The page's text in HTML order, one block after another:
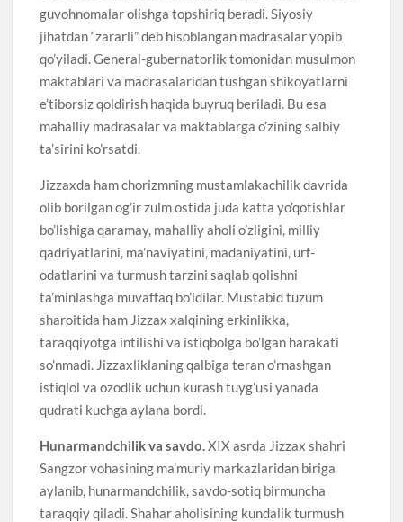
guvohnomalar olishga topshiriq beradi. Siyosiy
jihatdan “zararli” deb hisoblangan madrasalar yopib
qo’yiladi. General-gubernatorlik tomonidan musulmon
maktablari va madrasalaridan tushgan shikoyatlarni
e’tiborsiz qoldirish haqida buyruq beriladi. Bu esa
mahalliy madrasalar va maktablarga o’zining salbiy
ta’sirini ko’rsatdi.
Jizzaxda ham chorizmning mustamlakachilik davrida
olib borilgan og’ir zulm ostida juda katta yo’qotishlar
bo’lishiga qaramay, mahalliy aholi o’zligini, milliy
qadriyatlarini, ma’naviyatini, madaniyatini, urf-
odatlarini va turmush tarzini saqlab qolishni
ta’minlashga muvaffaq bo’ldilar. Mustabid tuzum
sharoitida ham Jizzax xalqining erkinlikka,
taraqqiyotga intilishi va istiqbolga bo’lgan harakati
so’nmadi. Jizzaxliklaning qalbiga teran o’rnashgan
istiqlol va ozodlik uchun kurash tuyg’usi yanada
qudrati kuchga aylana bordi.
Hunarmandchilik va savdo. XIX asrda Jizzax shahri
Sangzor vohasining ma’muriy markazlaridan biriga
aylanib, hunarmandchilik, savdo-sotiq birmuncha
taraqqiy qiladi. Shahar aholisining kundalik turmush